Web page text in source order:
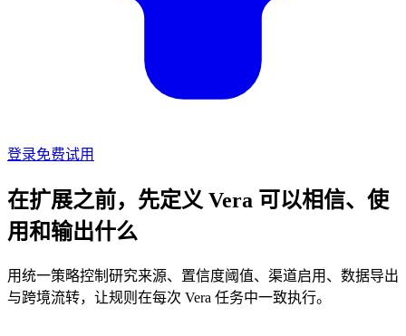
登录免费试用
在扩展之前，先定义 Vera 可以相信、使
用和输出什么
用统一策略控制研究来源、置信度阈值、渠道启用、数据导出
与跨境流转，让规则在每次 Vera 任务中一致执行。